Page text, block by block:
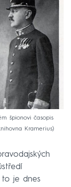
špionovi časopis
Kramerius
to je dnes